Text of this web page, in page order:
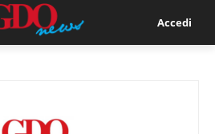
Accedi